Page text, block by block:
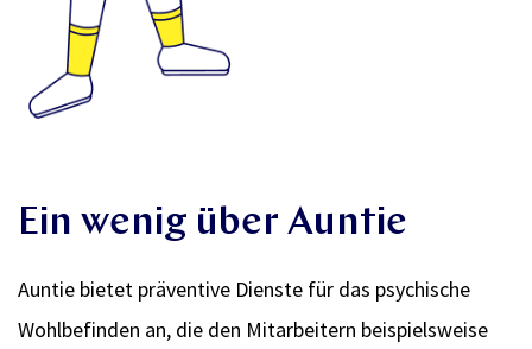
Ein wenig über Auntie
Auntie bietet präventive Dienste für das psychische
Wohlbefinden an, die den Mitarbeitern beispielsweise